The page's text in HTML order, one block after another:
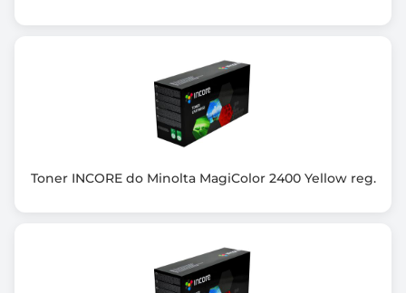
Toner INCORE do Minolta MagiColor 2400 Yellow reg.